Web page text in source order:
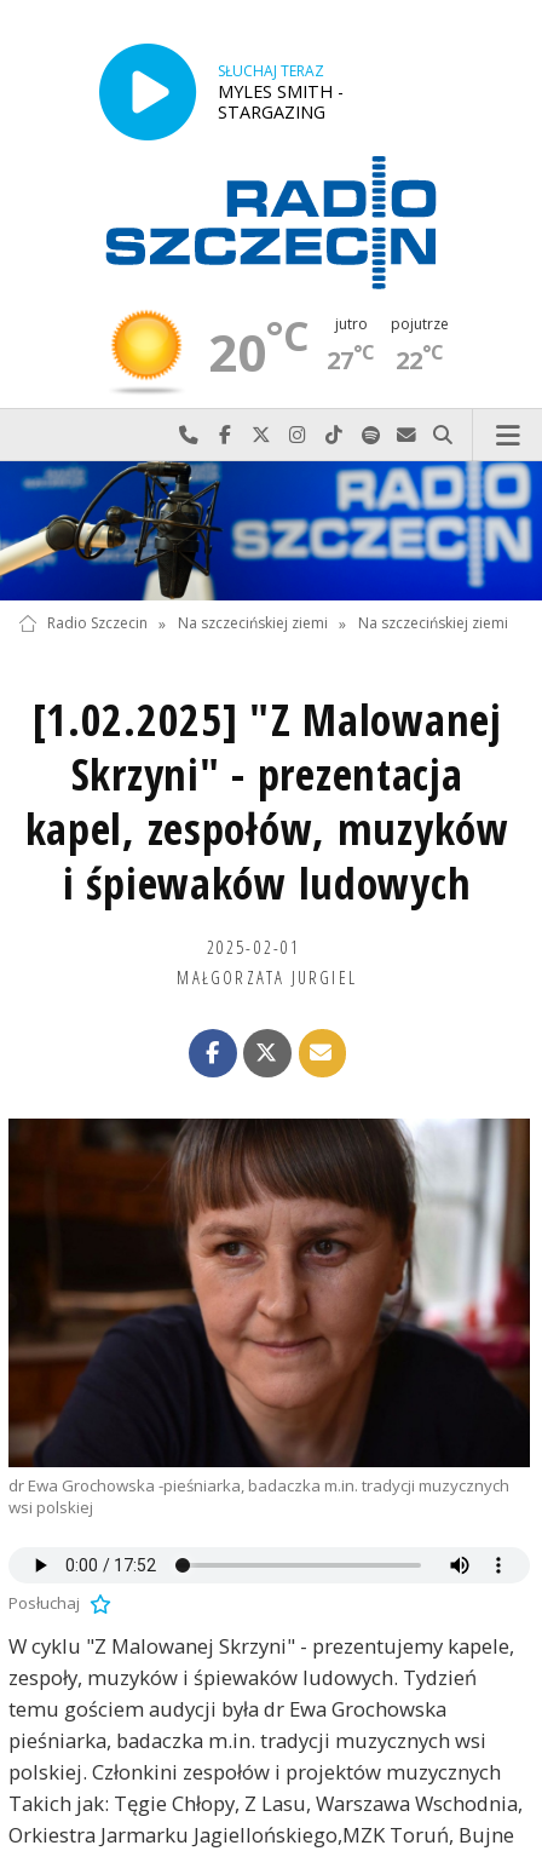
SŁUCHAJ TERAZ
MYLES SMITH -
STARGAZING
20°C jutro
27°C
pojutrze
22°C
Najlepiej po prostu do nas zadzwoń
Odwiedź nas na Facebook-u
Odwiedź nas na X
Odwiedź nas na Instagram-ie
Odwiedź nas na TikTok-u
Szukaj nas na Spotify
Wyślij do nas
Szukaj
Radio Szczecin » Na szczecińskiej ziemi » Na szczecińskiej ziemi
[1.02.2025] "Z Malowanej
Skrzyni" - prezentacja
kapel, zespołów, muzyków
i śpiewaków ludowych
2025-02-01
MAŁGORZATA JURGIEL
dr Ewa Grochowska -pieśniarka, badaczka m.in. tradycji muzycznych
wsi polskiej
Posłuchaj
W cyklu "Z Malowanej Skrzyni" - prezentujemy kapele,
zespoły, muzyków i śpiewaków ludowych. Tydzień
temu gościem audycji była dr Ewa Grochowska
pieśniarka, badaczka m.in. tradycji muzycznych wsi
polskiej. Członkini zespołów i projektów muzycznych
Takich jak: Tęgie Chłopy, Z Lasu, Warszawa Wschodnia,
Orkiestra Jarmarku Jagiellońskiego,MZK Toruń, Bujne